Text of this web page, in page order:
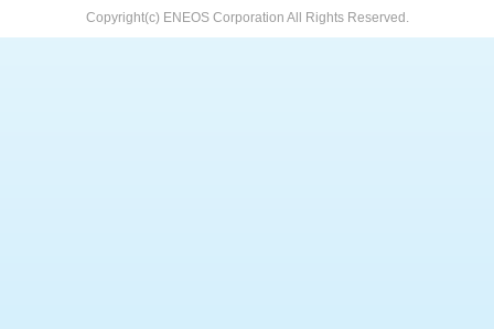
Copyright(c) ENEOS Corporation All Rights Reserved.